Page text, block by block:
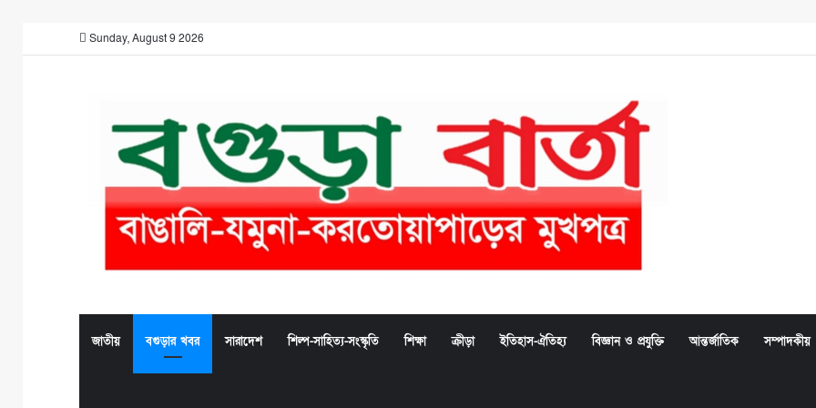
Sunday, August 9 2026
জাতীয় বগুড়ার খবর সারাদেশ শিল্প-সাহিত্য-সংস্কৃতি শিক্ষা ক্রীড়া ইতিহাস-ঐতিহ্য বিজ্ঞান ও প্রযুক্তি আন্তর্জাতিক সম্পাদকীয়